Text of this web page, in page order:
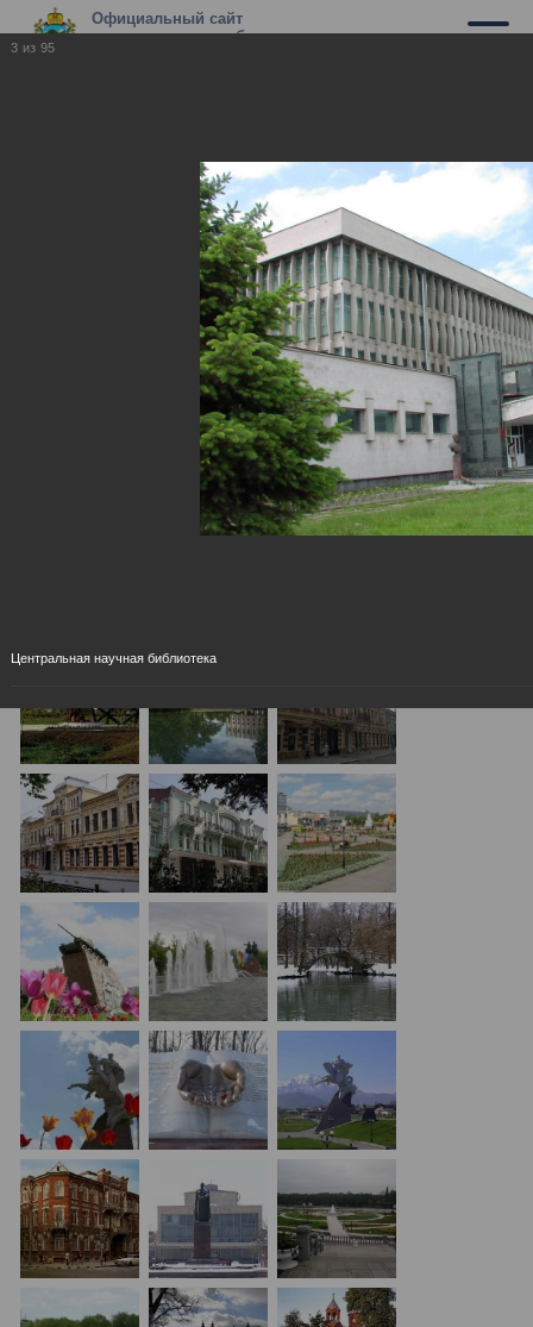
Официальный сайт
муниципального образования г.
Владикавказ
17.05.2010
Фотографии нашего города
3 из 95
Центральная научная библиотека